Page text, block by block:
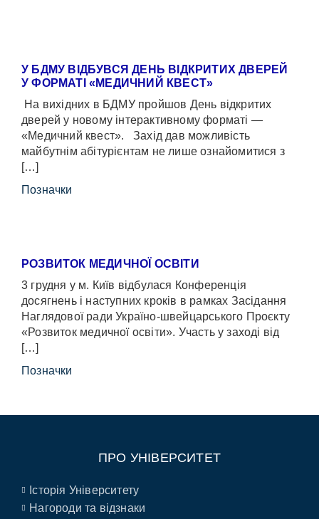
У БДМУ ВІДБУВСЯ ДЕНЬ ВІДКРИТИХ ДВЕРЕЙ
У ФОРМАТІ «МЕДИЧНИЙ КВЕСТ»
На вихідних в БДМУ пройшов День відкритих
дверей у новому інтерактивному форматі —
«Медичний квест». Захід дав можливість
майбутнім абітурієнтам не лише ознайомитися з
[…]
Позначки
РОЗВИТОК МЕДИЧНОЇ ОСВІТИ
3 грудня у м. Київ відбулася Конференція
досягнень і наступних кроків в рамках Засідання
Наглядової ради Україно-швейцарського Проєкту
«Розвиток медичної освіти». Участь у заході від
[…]
Позначки
ПРО УНІВЕРСИТЕТ
Історія Університету
Нагороди та відзнаки